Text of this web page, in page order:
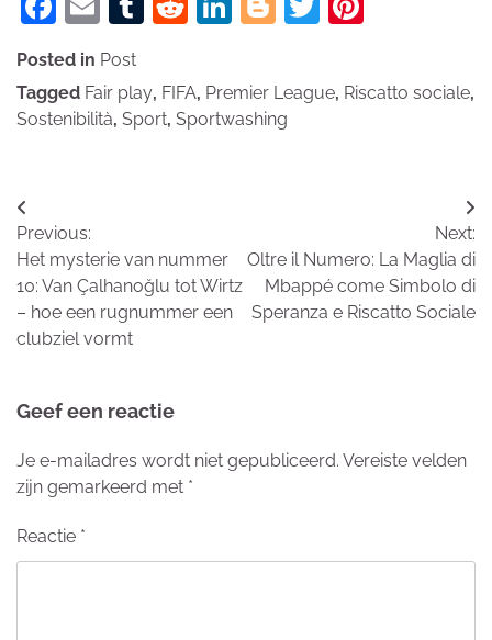
Posted in Post
Tagged Fair play, FIFA, Premier League, Riscatto sociale,
Sostenibilità, Sport, Sportwashing
Bericht
navigatie
Previous:
Het mysterie van nummer
10: Van Çalhanoğlu tot Wirtz
– hoe een rugnummer een
clubziel vormt
Next:
Oltre il Numero: La Maglia di
Mbappé come Simbolo di
Speranza e Riscatto Sociale
Geef een reactie
Je e-mailadres wordt niet gepubliceerd. Vereiste velden
zijn gemarkeerd met *
Reactie *